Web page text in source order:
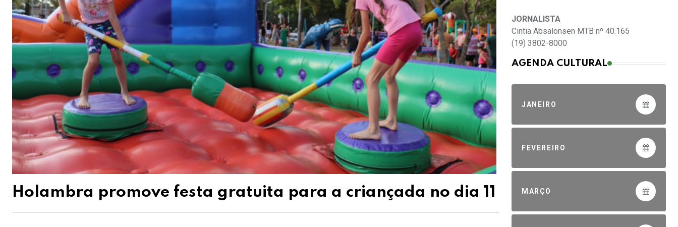
Holambra promove festa gratuita para a criançada no dia 11
JORNALISTA
Cintia Absalonsen MTB nº 40.165
(19) 3802-8000
AGENDA CULTURAL
JANEIRO
FEVEREIRO
MARÇO